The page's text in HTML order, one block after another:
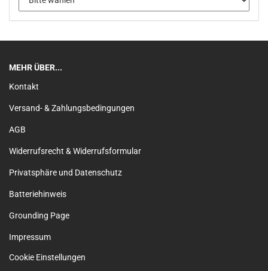
MEHR ÜBER...
Kontakt
Versand- & Zahlungsbedingungen
AGB
Widerrufsrecht & Widerrufsformular
Privatsphäre und Datenschutz
Batteriehinweis
Grounding Page
Impressum
Cookie Einstellungen